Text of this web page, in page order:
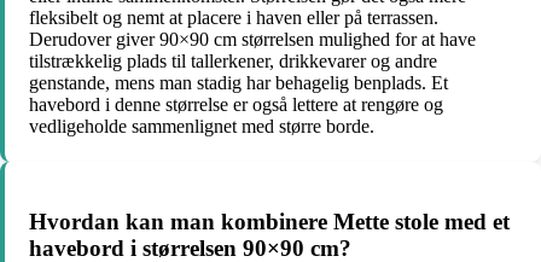
fleksibelt og nemt at placere i haven eller på terrassen.
Derudover giver 90×90 cm størrelsen mulighed for at have
tilstrækkelig plads til tallerkener, drikkevarer og andre
genstande, mens man stadig har behagelig benplads. Et
havebord i denne størrelse er også lettere at rengøre og
vedligeholde sammenlignet med større borde.
Hvordan kan man kombinere Mette stole med et
havebord i størrelsen 90×90 cm?